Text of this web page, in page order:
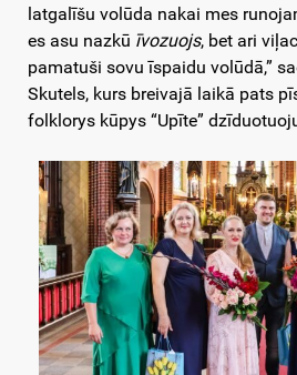
latgalīšu volūda nakai mes
es asu nazkū īvozuojs, bet ari
pamatuši sovu īspaidu volūdā,”
Skutels, kurs breivajā laikā pats
folklorys kūpys “Upīte”